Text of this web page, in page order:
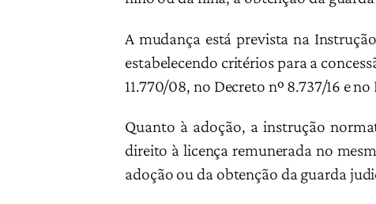
A mudança está prevista na
estabelecendo critérios para a
11.770/08, no Decreto nº 8.737/16 e
Quanto à adoção, a instrução
direito à licença remunerada no
adoção ou da obtenção da guarda